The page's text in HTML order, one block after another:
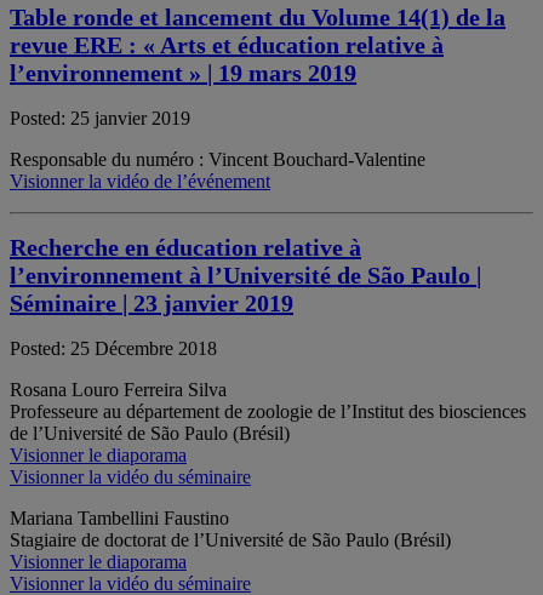
Table ronde et lancement du Volume 14(1) de la
revue ERE : « Arts et éducation relative à
l’environnement » | 19 mars 2019
Posted: 25 janvier 2019
Responsable du numéro : Vincent Bouchard-Valentine
Visionner la vidéo de l’événement
Recherche en éducation relative à
l’environnement à l’Université de São Paulo |
Séminaire | 23 janvier 2019
Posted: 25 Décembre 2018
Rosana Louro Ferreira Silva
Professeure au département de zoologie de l’Institut des biosciences
de l’Université de São Paulo (Brésil)
Visionner le diaporama
Visionner la vidéo du séminaire
Mariana Tambellini Faustino
Stagiaire de doctorat de l’Université de São Paulo (Brésil)
Visionner le diaporama
Visionner la vidéo du séminaire